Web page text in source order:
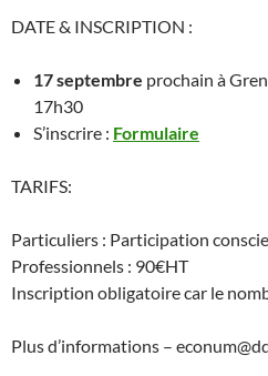
DATE & INSCRIPTION :
17 septembre prochain à
17h30
S’inscrire : Formulaire
TARIFS:
Particuliers : Participation
Professionnels : 90€HT
Inscription obligatoire car le
Plus d’informations –